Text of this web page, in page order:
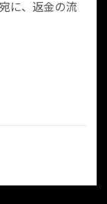
に、返金の流